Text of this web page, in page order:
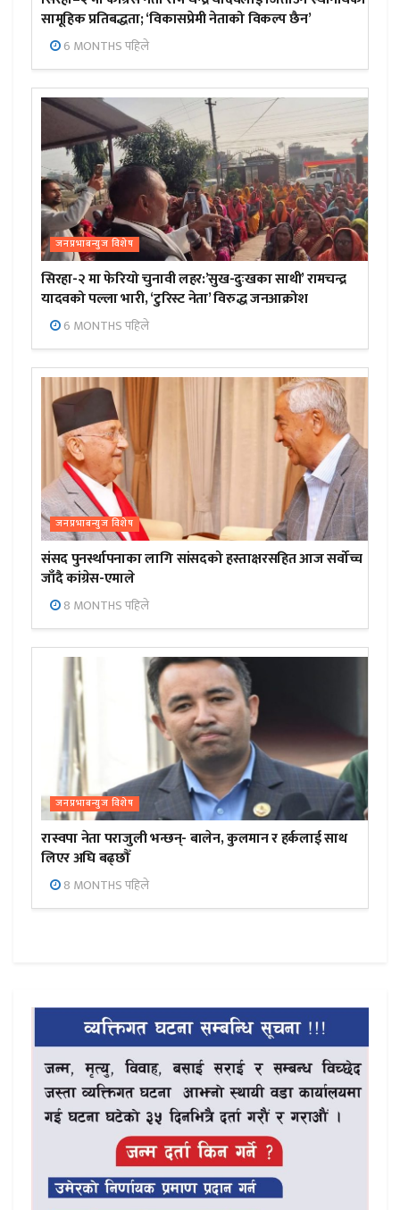
सामूहिक प्रतिबद्धता; ‘विकासप्रेमी नेताको विकल्प छैन’
6 MONTHS पहिले
जनप्रभाबन्युज विशेष
सिरहा-२ मा फेरियो चुनावी लहर:’सुख-दुःखका साथी’ रामचन्द्र
यादवको पल्ला भारी, ‘टुरिस्ट नेता’ विरुद्ध जनआक्रोश
6 MONTHS पहिले
जनप्रभाबन्युज विशेष
संसद पुनर्स्थापनाका लागि सांसदको हस्ताक्षरसहित आज सर्वोच्च
जाँदै कांग्रेस-एमाले
8 MONTHS पहिले
जनप्रभाबन्युज विशेष
रास्वपा नेता पराजुली भन्छन्- बालेन, कुलमान र हर्कलाई साथ
लिएर अघि बढ्छौँ
8 MONTHS पहिले